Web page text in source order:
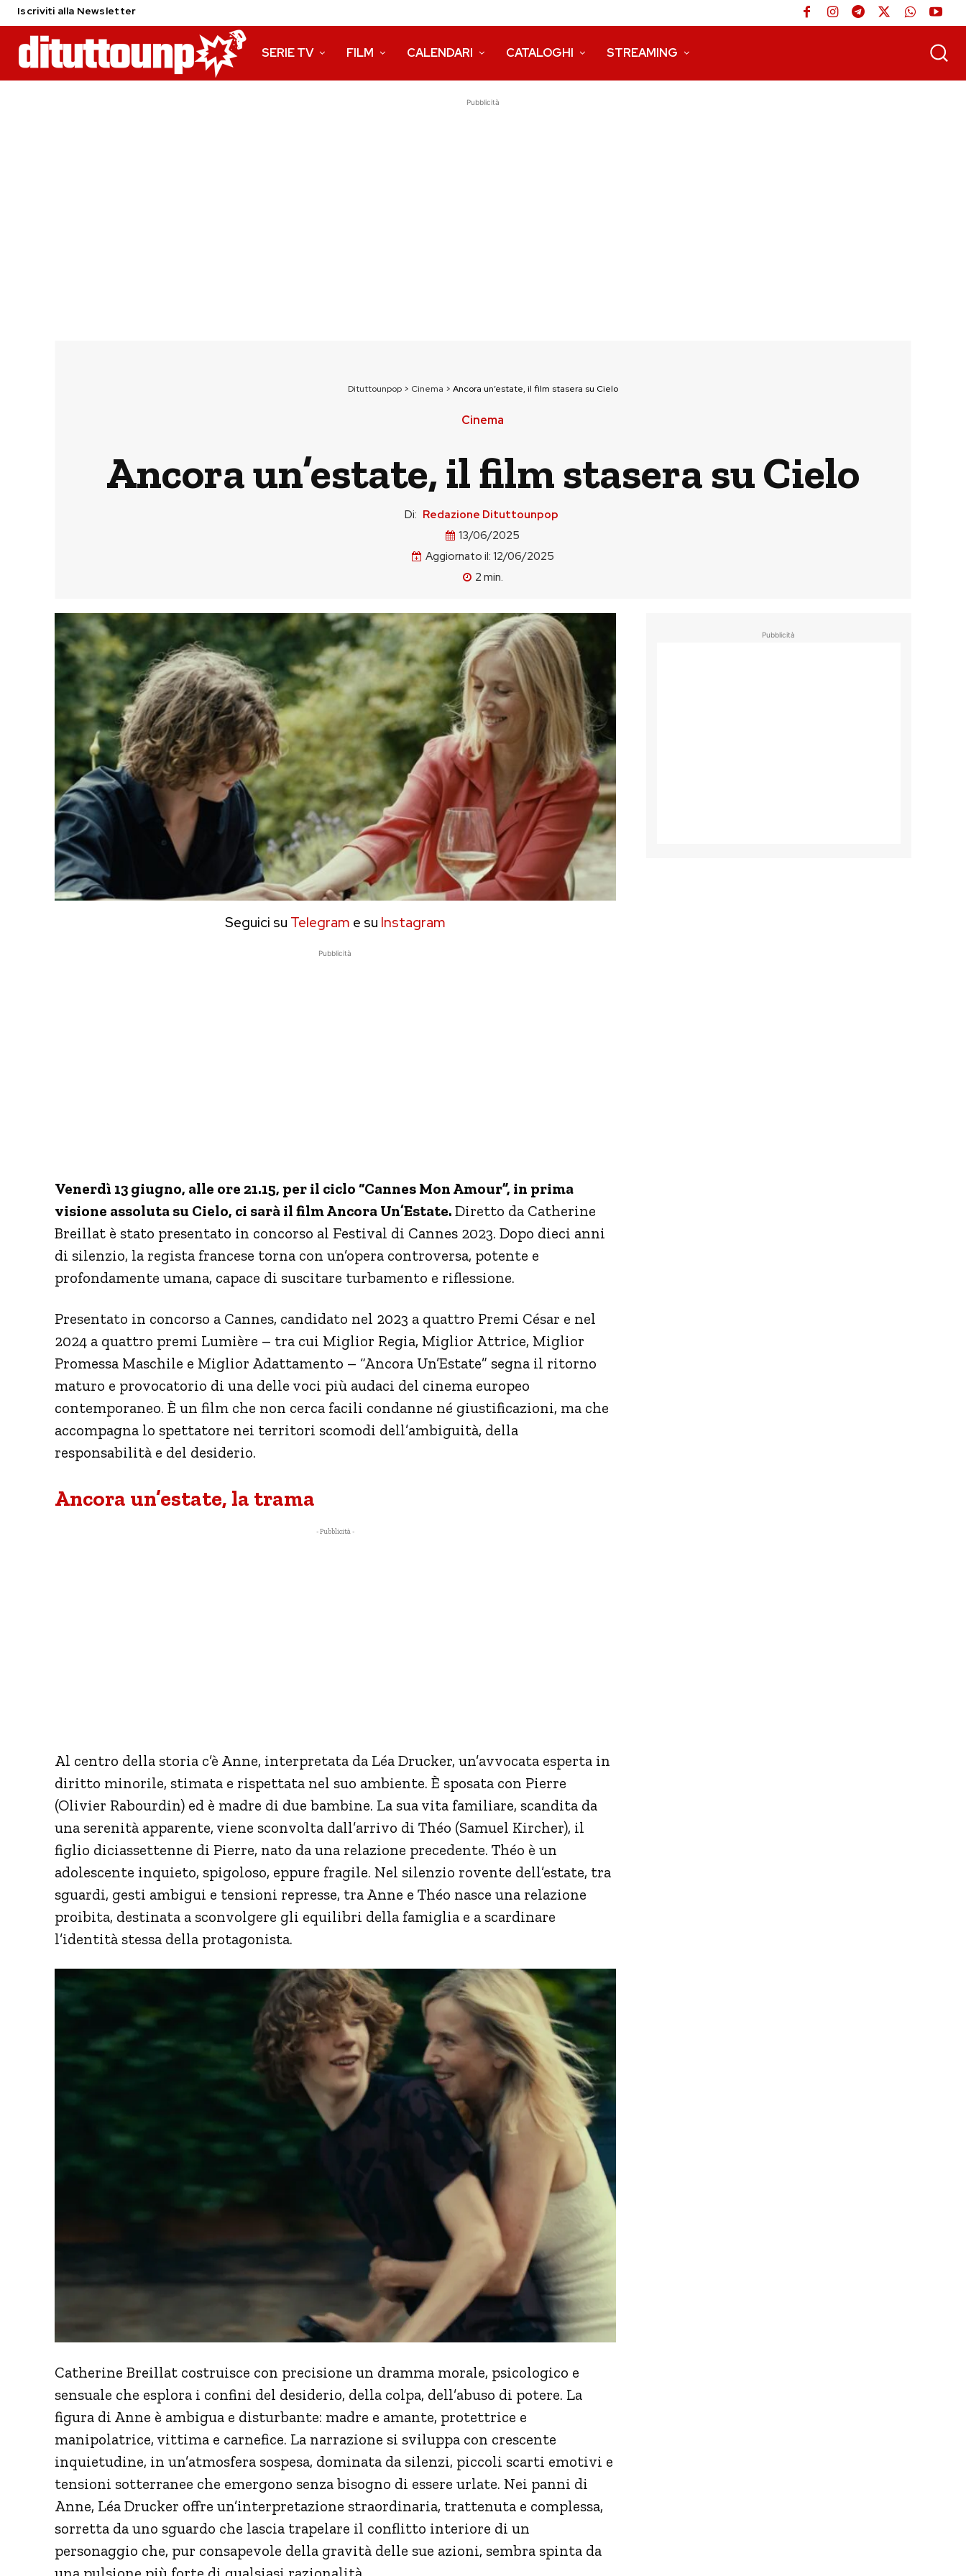
Iscriviti alla Newsletter
SERIE TV FILM CALENDARI CATALOGHI STREAMING
Pubblicità
Dituttounpop> Cinema > Ancora un’estate, il film stasera su Cielo
Cinema
Ancora un’estate, il film stasera su Cielo
Di: Redazione Dituttounpop
13/06/2025
Aggiornato il: 12/06/2025
2 min.
Seguici su Telegram e su Instagram
Pubblicità
Venerdì 13 giugno, alle ore 21.15, per il ciclo “Cannes Mon Amour”, in prima
visione assoluta su Cielo, ci sarà il film Ancora Un’Estate. Diretto da Catherine
Breillat è stato presentato in concorso al Festival di Cannes 2023. Dopo dieci anni
di silenzio, la regista francese torna con un’opera controversa, potente e
profondamente umana, capace di suscitare turbamento e riflessione.
Presentato in concorso a Cannes, candidato nel 2023 a quattro Premi César e nel
2024 a quattro premi Lumière – tra cui Miglior Regia, Miglior Attrice, Miglior
Promessa Maschile e Miglior Adattamento – “Ancora Un’Estate” segna il ritorno
maturo e provocatorio di una delle voci più audaci del cinema europeo
contemporaneo. È un film che non cerca facili condanne né giustificazioni, ma che
accompagna lo spettatore nei territori scomodi dell’ambiguità, della
responsabilità e del desiderio.
Ancora un’estate, la trama
- Pubblicità -
Al centro della storia c’è Anne, interpretata da Léa Drucker, un’avvocata esperta in
diritto minorile, stimata e rispettata nel suo ambiente. È sposata con Pierre
(Olivier Rabourdin) ed è madre di due bambine. La sua vita familiare, scandita da
una serenità apparente, viene sconvolta dall’arrivo di Théo (Samuel Kircher), il
figlio diciassettenne di Pierre, nato da una relazione precedente. Théo è un
adolescente inquieto, spigoloso, eppure fragile. Nel silenzio rovente dell’estate, tra
sguardi, gesti ambigui e tensioni represse, tra Anne e Théo nasce una relazione
proibita, destinata a sconvolgere gli equilibri della famiglia e a scardinare
l’identità stessa della protagonista.
Catherine Breillat costruisce con precisione un dramma morale, psicologico e
sensuale che esplora i confini del desiderio, della colpa, dell’abuso di potere. La
figura di Anne è ambigua e disturbante: madre e amante, protettrice e
manipolatrice, vittima e carnefice. La narrazione si sviluppa con crescente
inquietudine, in un’atmosfera sospesa, dominata da silenzi, piccoli scarti emotivi e
tensioni sotterranee che emergono senza bisogno di essere urlate. Nei panni di
Anne, Léa Drucker offre un’interpretazione straordinaria, trattenuta e complessa,
sorretta da uno sguardo che lascia trapelare il conflitto interiore di un
personaggio che, pur consapevole della gravità delle sue azioni, sembra spinta da
Pubblicità